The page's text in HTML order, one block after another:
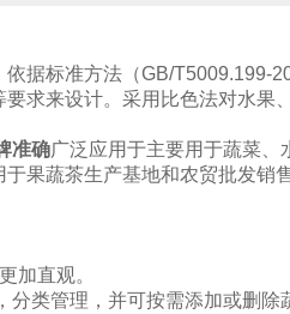
依据标准方法（GB/T5009.199-
求来设计。采用比色法对水
准确广泛应用于主要用于蔬菜
果蔬茶生产基地和农贸批发销
加直观。
类管理，并可按需添加或删除